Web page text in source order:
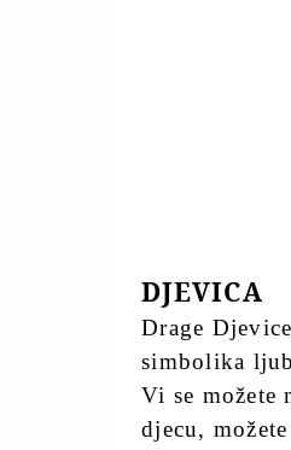
DJEVICA
Drage
simbolika
Vi se možete
djecu,